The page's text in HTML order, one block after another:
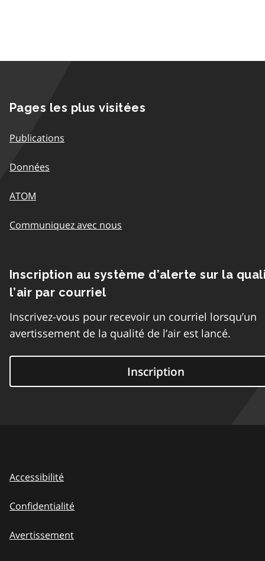
Pages les plus visitées
Publications
Données
ATOM
Communiquez avec nous
Inscription au système d’alerte sur la
l’air par courriel
Inscrivez-vous pour recevoir un courriel lorsqu’un
avertissement de la qualité de l’air est lancé.
Inscription
Accessibilité
Confidentialité
Avertissement